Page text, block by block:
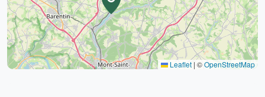
Leaflet | ©OpenStreetMap